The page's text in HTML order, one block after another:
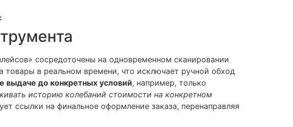
сосредоточены на одновременном сканировании
товары в реальном времени, что исключает ручной обход
выдаче до конкретных условий, например, только
историю колебаний стоимости на конкретном
ссылки на финальное оформление заказа, перенаправляя